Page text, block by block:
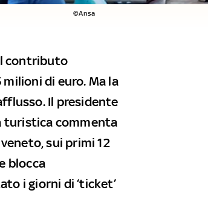
©Ansa
contributo
di euro. Ma la
Il presidente
turistica commenta
sui primi 12
blocca
i giorni di ‘ticket’